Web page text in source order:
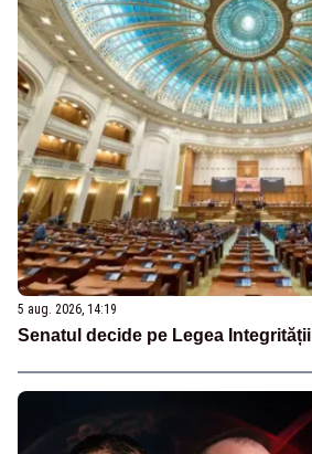
5 aug. 2026, 14:19
Senatul decide pe Legea Integrității